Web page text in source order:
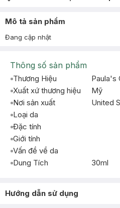
Mô tả sản phẩm
Đang cập nhật
Thông số sản phẩm
Thương Hiệu
Paula's
Xuất xứ thương hiệu
Mỹ
Nơi sản xuất
United
Loại da
Đặc tính
Giới tính
Vấn đề về da
Dung Tích
30ml
Hướng dẫn sử dụng